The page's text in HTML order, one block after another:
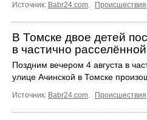
Источник: Babr24.com. Происшествия
В Томске двое детей
в частично
Поздним вечером 4 августа в
улице Ачинской в Томске
Источник: Babr24.com Происшествия